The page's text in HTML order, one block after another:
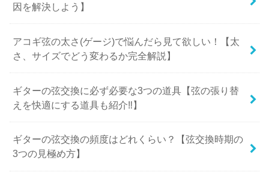
因を解決しよう】
アコギ弦の太さ(ゲージ)で悩んだら見て欲しい！【太
さ、サイズでどう変わるか完全解説】
ギターの弦交換に必ず必要な3つの道具【弦の張り替
えを快適にする道具も紹介‼︎】
ギターの弦交換の頻度はどれくらい？【弦交換時期の
3つの見極め方】